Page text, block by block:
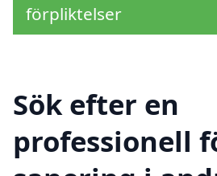
förpliktelser
Sök efter en
professionell